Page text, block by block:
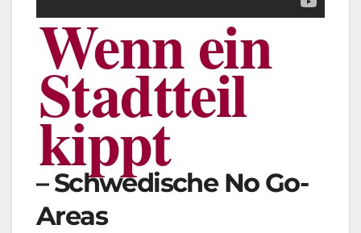
Wenn ein
Stadtteil
kippt
– Schwedische No Go-
Areas